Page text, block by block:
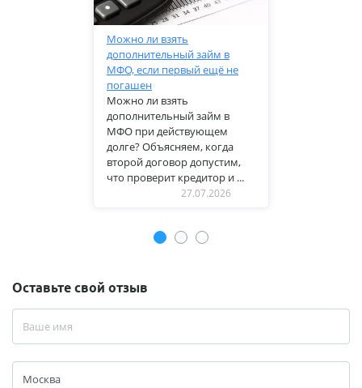
Можно ли взять
дополнительный займ в
МФО, если первый ещё не
погашен
Можно ли взять
дополнительный займ в
МФО при действующем
долге? Объясняем, когда
второй договор допустим,
что проверит кредитор и ...
27.07.2026
Оставьте свой отзыв